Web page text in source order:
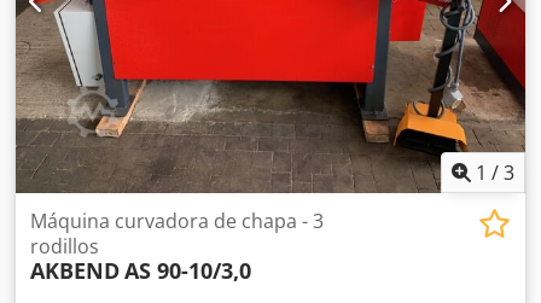
lateralmente - Rodillos centrales accionados por motor
eléctrico, freno, transmisión reductora de engranajes y
accionamiento por dientes - Pulpito de control móvil
Equipos opcionales: - Indicador digital para el rodillo
trasero - Rodillo inferior motorizado
1 /3
Máquina curvadora de chapa - 3
rodillos
AKBENDAS 90-10/3,0